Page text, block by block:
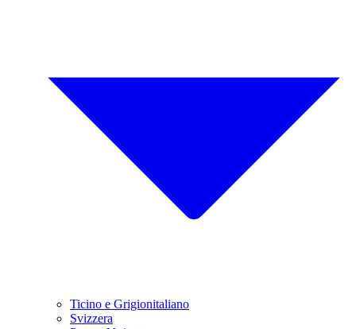
Ticino e Grigionitaliano
Svizzera